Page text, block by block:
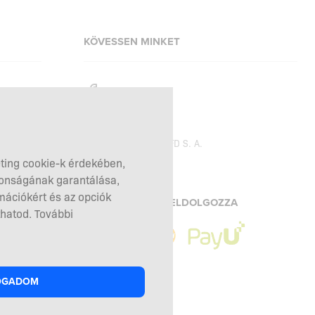
KÖVESSEN MINKET
Facebook
SFD S. A.
A FIZETÉSEKET FELDOLGOZZA
cookie-k érdekében,
garantálása,
és az opciók
További